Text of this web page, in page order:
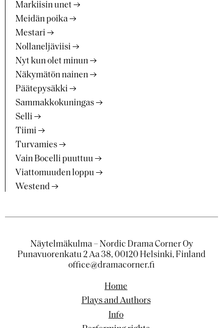
Markiisin unet
Meidän poika
Mestari
Nollaneljäviisi
Nyt kun olet minun
Näkymätön nainen
Päätepysäkki
Sammakkokuningas
Selli
Tiimi
Turvamies
Vain Bocelli puuttuu
Viattomuuden loppu
Westend
Näytelmäkulma – Nordic Drama Corner Oy
Punavuorenkatu 2 Aa 38, 00120 Helsinki, Finland
office@dramacorner.fi
Home
Plays and Authors
Info